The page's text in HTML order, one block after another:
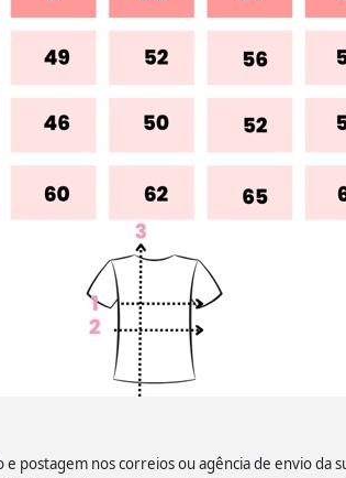
e postagem nos correios ou agência de envio